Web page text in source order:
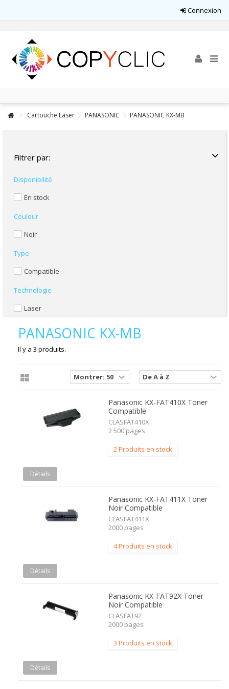
Connexion
Cartouche Laser PANASONIC PANASONIC KX-MB
Filtrer par:
Disponibilité
En stock
Couleur
Noir
Type
Compatible
Technologie
Laser
PANASONIC KX-MB
Il y a 3 produits.
Panasonic KX-FAT410X Toner
Compatible
CLASFAT410X
2 500 pages
2 Produits en stock
Détails
Panasonic KX-FAT411X Toner
Noir Compatible
CLASFAT411X
2000 pages
4 Produits en stock
Détails
Panasonic KX-FAT92X Toner
Noir Compatible
CLASFAT92
2000 pages
3 Produits en stock
Détails